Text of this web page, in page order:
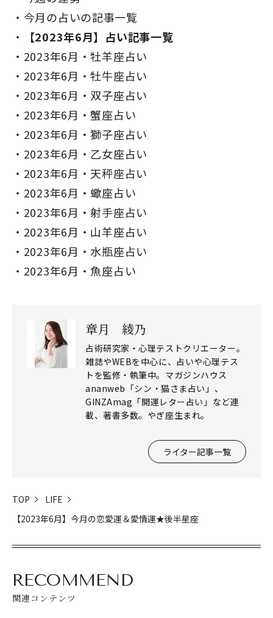
今月の占いの記事一覧
【2023年6月】占い記事一覧
2023年6月・牡羊座占い
2023年6月・牡牛座占い
2023年6月・双子座占い
2023年6月・蟹座占い
2023年6月・獅子座占い
2023年6月・乙女座占い
2023年6月・天秤座占い
2023年6月・蠍座占い
2023年6月・射手座占い
2023年6月・山羊座占い
2023年6月・水瓶座占い
2023年6月・魚座占い
章月 綾乃
占術研究家・心理テストクリエーター。
雑誌やWEBを中心に、占いや心理テス
トを監修・執筆中。マガジンハウス
ananweb「シン・猫さま占い」、
GINZAmag「開運レター占い」など連
載、著書多数。やぎ座生まれ。
ライター記事一覧
TOP
LIFE
【2023年6月】今月の恋愛運＆愛情運★後半星座
RECOMMEND
関連コンテンツ